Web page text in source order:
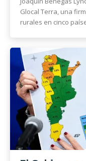
Glocal Terra, una
rurales en cinco